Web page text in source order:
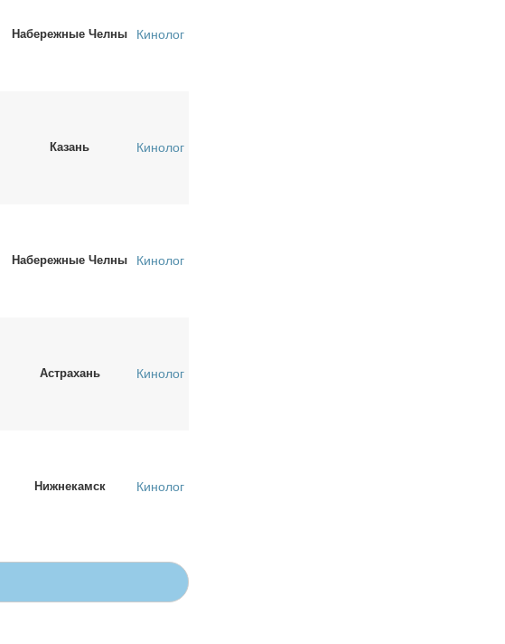
Набережные Челны Кинолог
Казань Кинолог
Набережные Челны Кинолог
Астрахань Кинолог
Нижнекамск Кинолог